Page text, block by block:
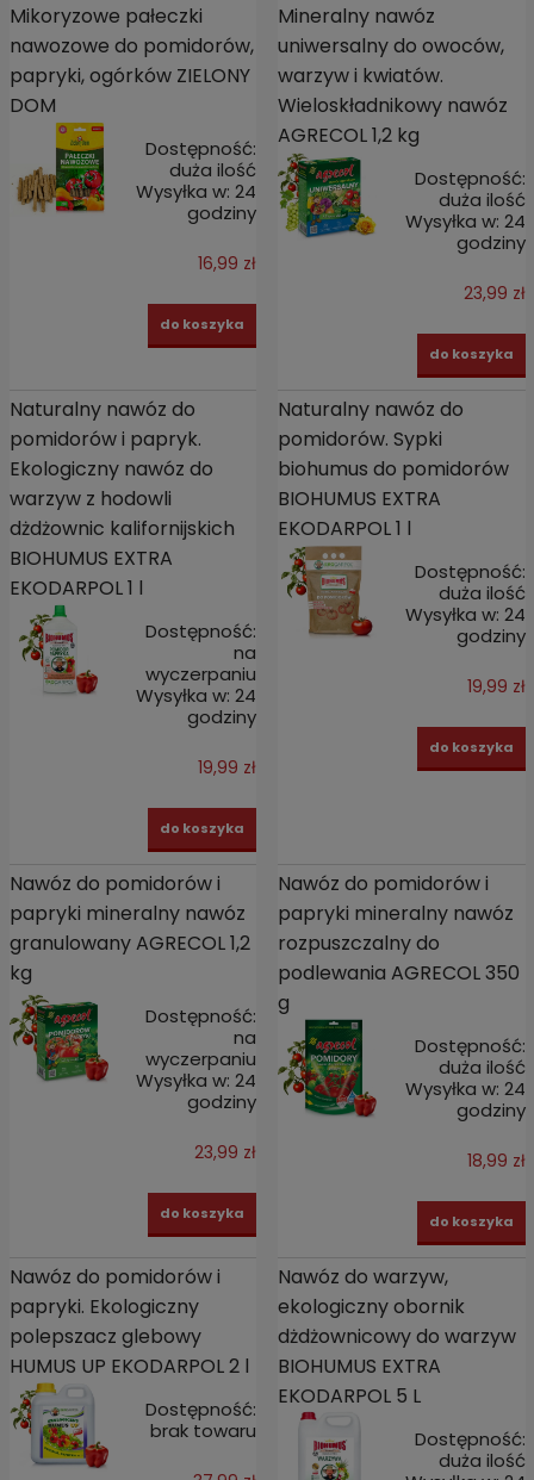
Mikoryzowe pałeczki
nawozowe do pomidorów,
papryki, ogórków ZIELONY
DOM
Dostępność:
duża ilość
Wysyłka w: 24
godziny
16,99 zł
do koszyka
Mineralny nawóz
uniwersalny do owoców,
warzyw i kwiatów.
Wieloskładnikowy nawóz
AGRECOL 1,2 kg
Dostępność:
duża ilość
Wysyłka w: 24
godziny
23,99 zł
do koszyka
Naturalny nawóz do
pomidorów i papryk.
Ekologiczny nawóz do
warzyw z hodowli
dżdżownic kalifornijskich
BIOHUMUS EXTRA
EKODARPOL 1 l
Dostępność:
na
wyczerpaniu
Wysyłka w: 24
godziny
19,99 zł
do koszyka
Naturalny nawóz do
pomidorów. Sypki
biohumus do pomidorów
BIOHUMUS EXTRA
EKODARPOL 1 l
Dostępność:
duża ilość
Wysyłka w: 24
godziny
19,99 zł
do koszyka
Nawóz do pomidorów i
papryki mineralny nawóz
granulowany AGRECOL 1,2
kg
Dostępność:
na
wyczerpaniu
Wysyłka w: 24
godziny
23,99 zł
do koszyka
Nawóz do pomidorów i
papryki mineralny nawóz
rozpuszczalny do
podlewania AGRECOL 350
g
Dostępność:
duża ilość
Wysyłka w: 24
godziny
18,99 zł
do koszyka
Nawóz do pomidorów i
papryki. Ekologiczny
polepszacz glebowy
HUMUS UP EKODARPOL 2 l
Dostępność:
brak towaru
Nawóz do warzyw,
ekologiczny obornik
dżdżownicowy do warzyw
BIOHUMUS EXTRA
EKODARPOL 5 L
Dostępność:
duża ilość